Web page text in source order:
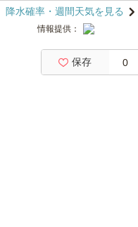
降水確率・週間天気を見る
情報提供：
保存 0